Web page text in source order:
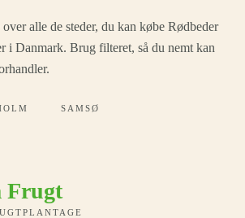
alle de steder, du kan købe Rødbeder
i Danmark. Brug filteret, så du nemt kan
SAMSØ
Frugt